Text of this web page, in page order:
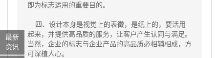
即为标志运用的重要目的。
四、设计本身是视觉上的表徵，是纸上的，要活用
起来，并提供高品质的服务，让客户产生认同与满足。
当然，企业的标志与企业产品的高品质必相辅相成，方
可深植人心。
最新
资讯